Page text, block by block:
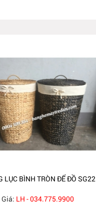
LỤC BÌNH TRÒN ĐỂ ĐỒ SG22
Giá: LH - 034.775.9900